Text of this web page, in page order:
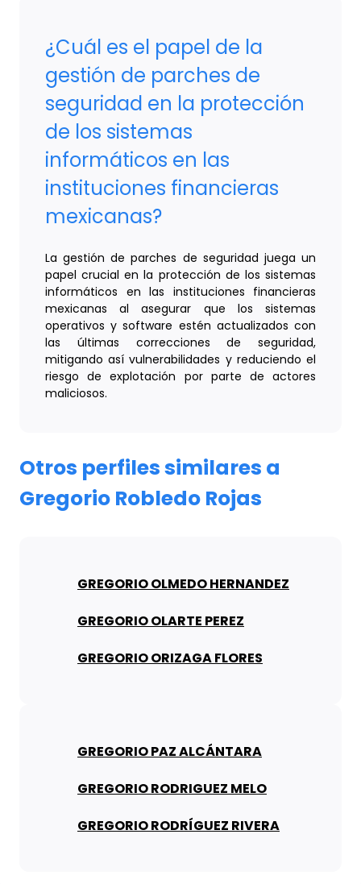
¿Cuál es el papel de la
gestión de parches de
seguridad en la protección
de los sistemas
informáticos en las
instituciones financieras
mexicanas?
La gestión de parches de seguridad juega un
papel crucial en la protección de los sistemas
informáticos en las instituciones financieras
mexicanas al asegurar que los sistemas
operativos y software estén actualizados con
las últimas correcciones de seguridad,
mitigando así vulnerabilidades y reduciendo el
riesgo de explotación por parte de actores
maliciosos.
Otros perfiles similares a
Gregorio Robledo Rojas
GREGORIO OLMEDO HERNANDEZ
GREGORIO OLARTE PEREZ
GREGORIO ORIZAGA FLORES
GREGORIO PAZ ALCÁNTARA
GREGORIO RODRIGUEZ MELO
GREGORIO RODRÍGUEZ RIVERA